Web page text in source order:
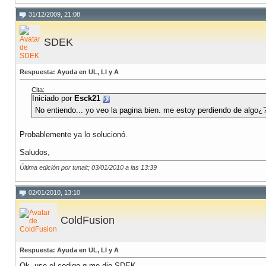
31/12/2009, 21:08
SDEK
Respuesta: Ayuda en UL, LI y A
Cita:
Iniciado por Esck21
No entiendo... yo veo la pagina bien. me estoy perdiendo de
Probablemente ya lo solucionó.
Saludos,
Última edición por tunait; 03/01/2010 a las 13:39
02/01/2010, 13:10
ColdFusion
Respuesta: Ayuda en UL, LI y A